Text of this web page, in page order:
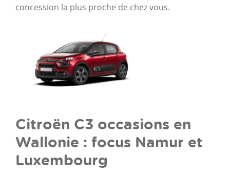
concession la plus proche de chez vous.
Citroën C3 occasions en
Wallonie : focus Namur et
Luxembourg